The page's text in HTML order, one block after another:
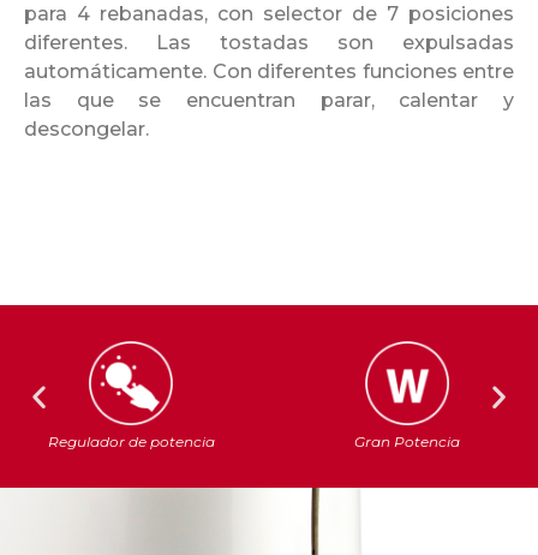
para 4 rebanadas, con selector de 7 posiciones
diferentes. Las tostadas son expulsadas
automáticamente. Con diferentes funciones entre
las que se encuentran parar, calentar y
descongelar.
Regulador de potencia Gran Potencia